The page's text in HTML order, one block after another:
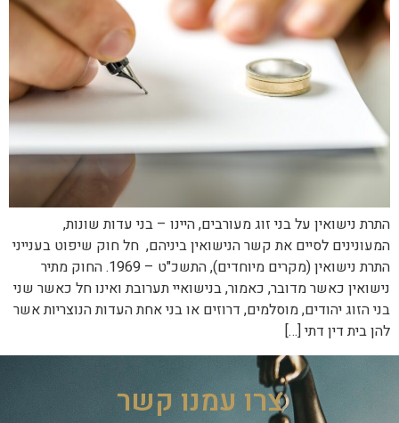
התרת נישואין על בני זוג מעורבים, היינו – בני עדות שונות,
המעונינים לסיים את קשר הנישואין ביניהם, חל חוק שיפוט בענייני
התרת נישואין (מקרים מיוחדים), התשכ"ט – 1969. החוק מתיר
נישואין כאשר מדובר, כאמור, בנישואיי תערובת ואינו חל כאשר שני
בני הזוג יהודים, מוסלמים, דרוזים או בני אחת העדות הנוצריות אשר
להן בית דין דתי […]
צרו עמנו קשר